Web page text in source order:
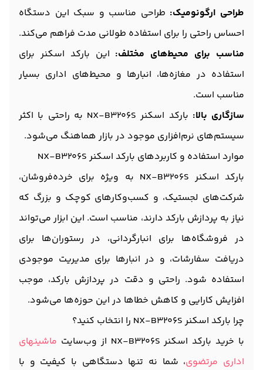
طراحی ارگونومیک: طراحی مناسب و سبک این دستگاه
احساس راحتی را برای استفاده طولانی مدت فراهم می‌کند.
مناسب برای محیط‌های مختلف: این بارکد اسکنر برای
استفاده در مغازه‌ها، انبارها و محیط‌های اداری بسیار
مناسب است.
سازگاری بالا:
بارکد اسکنر NX-B3206S به راحتی با اکثر
سیستم‌های نرم‌افزاری موجود در بازار هماهنگ می‌شود.
موارد استفاده و کاربردهای بارکد اسکنر NX-B3206S
بارکد اسکنر NX-B3206S به ویژه برای خرده‌فروشان،
شرکت‌های لجستیک، و کسب‌وکارهای کوچک و بزرگ که
نیاز به پردازش بارکد دارند، مناسب است. این ابزار می‌تواند
در فروشگاه‌ها برای انبارگردانی، در رستوران‌ها برای
دریافت سفارشات، و در انبارها برای مدیریت موجودی
استفاده شود. راحتی و دقت در پردازش بارکد، موجب
افزایش کارایی و کاهش خطاها در این حوزه‌ها می‌شود.
چرا بارکد اسکنر NX-B3206S را انتخاب کنید؟
با خرید بارکد اسکنر NX-B3206S از وب‌سایت
ماشینهای
اداری مرتضوی، شما نه تنها دستگاهی با کیفیت و با